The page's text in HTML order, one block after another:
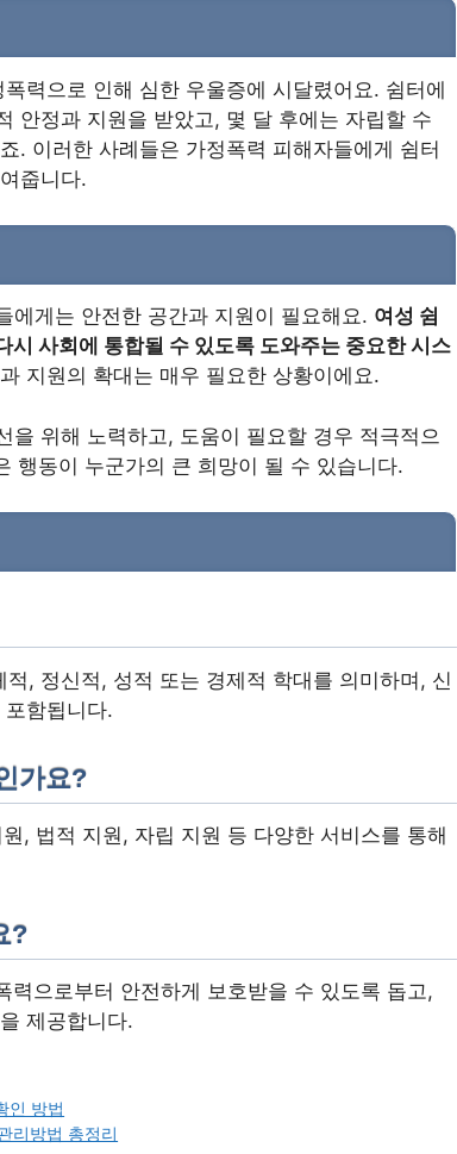
력으로 인해 심한 우울증에 시달렸어요. 쉼터에
안정과 지원을 받았고, 몇 달 후에는 자립할 수
. 이러한 사례들은 가정폭력 피해자들에게 쉼터
줍니다.
에게는 안전한 공간과 지원이 필요해요. 여성 쉼
사회에 통합될 수 있도록 도와주는 중요한 시스
지원의 확대는 매우 필요한 상황이에요.
을 위해 노력하고, 도움이 필요할 경우 적극적으
행동이 누군가의 큰 희망이 될 수 있습니다.
, 정신적, 성적 또는 경제적 학대를 의미하며, 신
함됩니다.
가요?
, 법적 지원, 자립 지원 등 다양한 서비스를 통해
?
으로부터 안전하게 보호받을 수 있도록 돕고,
제공합니다.
인 방법
리방법 총정리